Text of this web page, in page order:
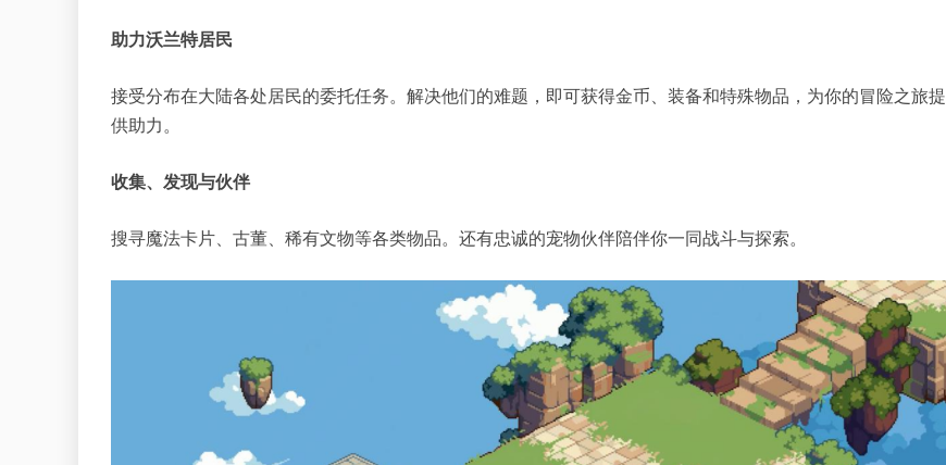
助力沃兰特居民
接受分布在大陆各处居民的委托任务。解决他们的难题，即可获得金币、装备和特殊物品，为你的冒险之旅提
供助力。
收集、发现与伙伴
搜寻魔法卡片、古董、稀有文物等各类物品。还有忠诚的宠物伙伴陪伴你一同战斗与探索。